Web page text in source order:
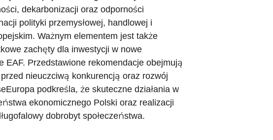
dekarbonizacji oraz odporności
polityki przemysłowej, handlowej i
Ważnym elementem jest także
zachęty dla inwestycji w nowe
Przedstawione rekomendacje obejmują
nieuczciwą konkurencją oraz rozwój
podkreśla, że skuteczne działania w
ekonomicznego Polski oraz realizacji
dobrobyt społeczeństwa.